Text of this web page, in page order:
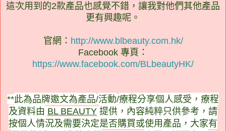
這次用到的2款產品也感覺不錯，讓我對他們其他產品
更有興趣呢。
官網： http://www.blbeauty.com.hk/
Facebook 專頁：
https://www.facebook.com/BLbeautyHK/
**此為品牌邀文為產品/活動/療程分享個人感受，療程
及資料由 BL BEAUTY 提供，內容純粹只供參考，請
按個人情況及需要決定是否購買或使用產品，大家有